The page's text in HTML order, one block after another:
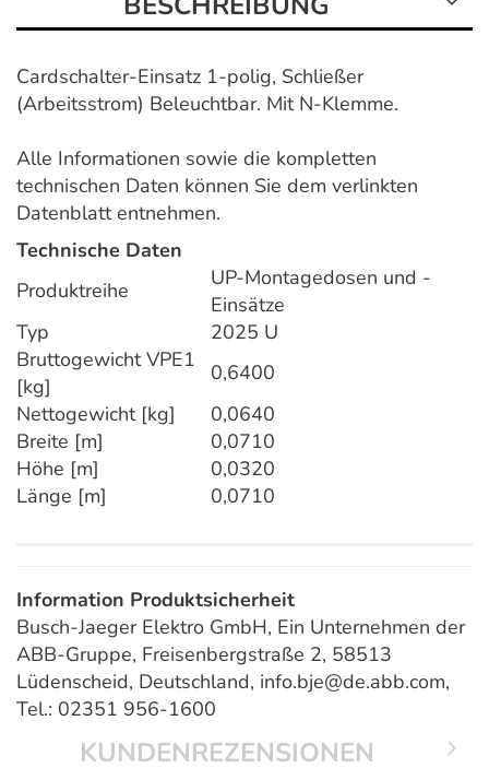
Cardschalter-Einsatz 1-polig, Schließer
(Arbeitsstrom) Beleuchtbar. Mit N-Klemme.
Alle Informationen sowie die kompletten
technischen Daten können Sie dem verlinkten
Datenblatt entnehmen.
Technische Daten
Produktreihe
UP-Montagedosen und -
Einsätze
Typ
2025 U
Bruttogewicht VPE1
[kg]
0,6400
Nettogewicht [kg]
0,0640
Breite [m]
0,0710
Höhe [m]
0,0320
Länge [m]
0,0710
Information Produktsicherheit
Busch-Jaeger Elektro GmbH, Ein Unternehmen der
ABB-Gruppe, Freisenbergstraße 2, 58513
Lüdenscheid, Deutschland, info.bje@de.abb.com,
Tel.: 02351 956-1600
KUNDENREZENSIONEN